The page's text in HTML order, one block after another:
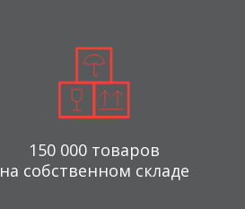
150 000 товаров
на собственном складе